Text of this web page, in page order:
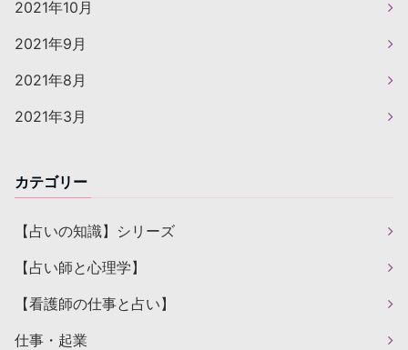
2021年10月
2021年9月
2021年8月
2021年3月
カテゴリー
【占いの知識】シリーズ
【占い師と心理学】
【看護師の仕事と占い】
仕事・起業